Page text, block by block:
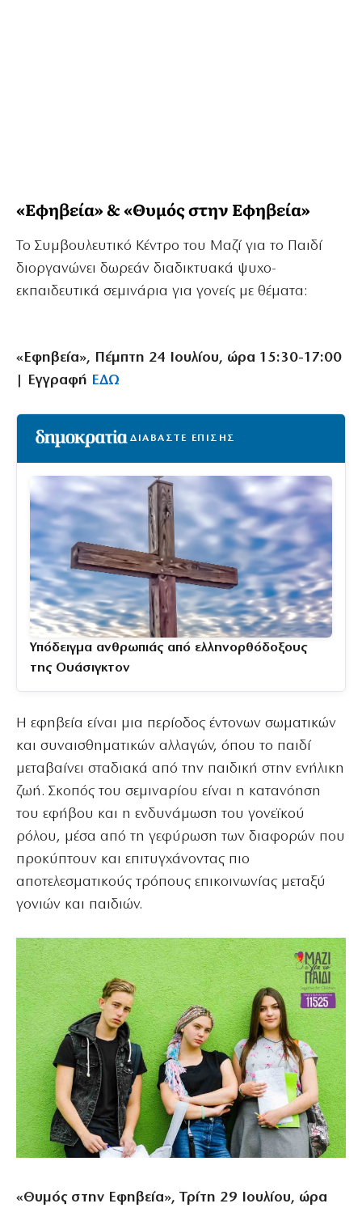
«Εφηβεία» & «Θυμός στην Εφηβεία»
Το Συμβουλευτικό Κέντρο του Μαζί για το Παιδί
διοργανώνει δωρεάν διαδικτυακά ψυχο-
εκπαιδευτικά σεμινάρια για γονείς με θέματα:
«Εφηβεία», Πέμπτη 24 Ιουλίου, ώρα 15:30-17:00
| Εγγραφή ΕΔΩ
ΔΙΑΒΑΣΤΕ ΕΠΙΣΗΣ
Υπόδειγμα ανθρωπιάς από ελληνορθόδοξους
της Ουάσιγκτον
Η εφηβεία είναι μια περίοδος έντονων σωματικών
και συναισθηματικών αλλαγών, όπου το παιδί
μεταβαίνει σταδιακά από την παιδική στην ενήλικη
ζωή. Σκοπός του σεμιναρίου είναι η κατανόηση
του εφήβου και η ενδυνάμωση του γονεϊκού
ρόλου, μέσα από τη γεφύρωση των διαφορών που
προκύπτουν και επιτυγχάνοντας πιο
αποτελεσματικούς τρόπους επικοινωνίας μεταξύ
γονιών και παιδιών.
«Θυμός στην Εφηβεία», Τρίτη 29 Ιουλίου, ώρα